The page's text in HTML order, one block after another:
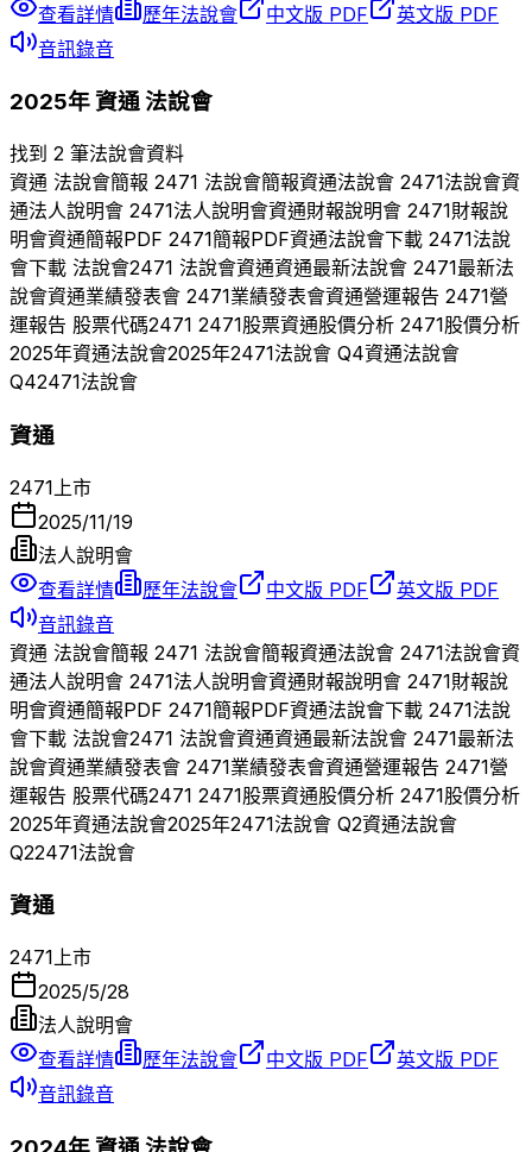
查看詳情
歷年法說會 中文版 PDF
英文版 PDF
音訊錄音
2025年資通法說會
找到 2 筆法說會資料
資通 法說會簡報 2471 法說會簡報資通法說會 2471法說會資
通法人說明會 2471法人說明會資通財報說明會 2471財報說
明會資通簡報PDF 2471簡報PDF資通法說會下載 2471法說
會下載 法說會2471 法說會資通資通最新法說會 2471最新法
說會資通業績發表會 2471業績發表會資通營運報告 2471營
運報告 股票代碼2471 2471股票資通股價分析 2471股價分析
2025年資通法說會2025年2471法說會 Q4資通法說會
Q42471法說會
資通
2471 上市
2025/11/19
法人說明會
查看詳情
歷年法說會 中文版 PDF
英文版 PDF
音訊錄音
資通 法說會簡報 2471 法說會簡報資通法說會 2471法說會資
通法人說明會 2471法人說明會資通財報說明會 2471財報說
明會資通簡報PDF 2471簡報PDF資通法說會下載 2471法說
會下載 法說會2471 法說會資通資通最新法說會 2471最新法
說會資通業績發表會 2471業績發表會資通營運報告 2471營
運報告 股票代碼2471 2471股票資通股價分析 2471股價分析
2025年資通法說會2025年2471法說會 Q2資通法說會
Q22471法說會
資通
2471上市
2025/5/28
法人說明會
查看詳情
歷年法說會 中文版 PDF
英文版 PDF
音訊錄音